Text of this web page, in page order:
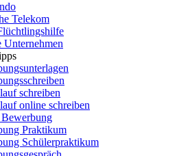
Telekom
Unternehmen
schreiben
online schreiben
Praktikum
Schülerpraktikum